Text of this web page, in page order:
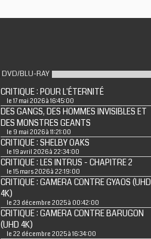
DVD/BLU-RAY
CRITIQUE : POUR L'ÉTERNITÉ
le 17 mai 2026 à 16:45:00
DES GANGS, DES HOMMES INVISIBLES ET
DES MONSTRES GEANTS
le 9 mai 2026 à 11:21:00
CRITIQUE : SHELBY OAKS
le 19 avril 2026 à 22:34:00
CRITIQUE : LES INTRUS - CHAPITRE 2
le 15 mars 2026 à 22:19:00
CRITIQUE : GAMERA CONTRE GYAOS (UHD
4K)
le 23 décembre 2025 à 00:42:00
CRITIQUE : GAMERA CONTRE BARUGON
(UHD 4K)
le 22 décembre 2025 à 16:34:00